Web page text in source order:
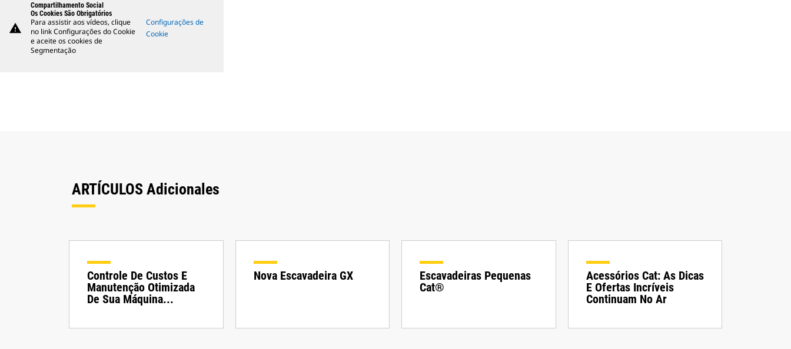
warning
Compartilhamento Social
Os Cookies São Obrigatórios
Para assistir aos vídeos, clique
no link Configurações do Cookie
e aceite os cookies de
Segmentação
Configurações de
Cookie
ARTÍCULOS Adicionales
Controle De Custos E
Manutenção Otimizada
De Sua Máquina...
Nova Escavadeira GX
Escavadeiras Pequenas
Cat®
Acessórios Cat: As Dicas
E Ofertas Incríveis
Continuam No Ar